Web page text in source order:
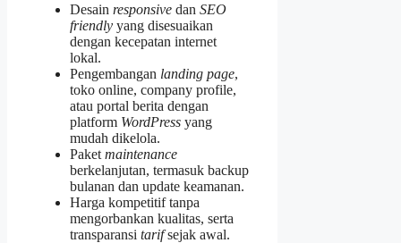
Desain responsive dan SEO
friendly yang disesuaikan
dengan kecepatan internet
lokal.
Pengembangan landing page,
toko online, company profile,
atau portal berita dengan
platform WordPress yang
mudah dikelola.
Paket maintenance
berkelanjutan, termasuk backup
bulanan dan update keamanan.
Harga kompetitif tanpa
mengorbankan kualitas, serta
transparansi tarifsejak awal.